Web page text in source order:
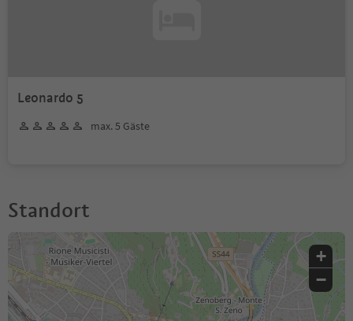
Leonardo 5
max. 5 Gäste
Standort
+
−